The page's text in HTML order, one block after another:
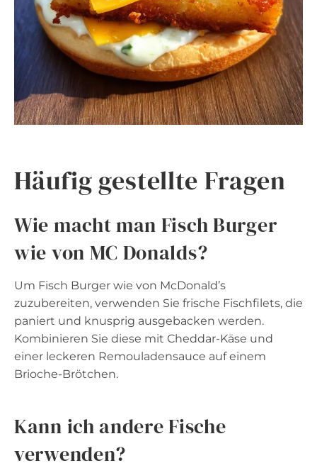
Häufig gestellte Fragen
Wie macht man Fisch Burger
wie von MC Donalds?
Um Fisch Burger wie von McDonald’s
zuzubereiten, verwenden Sie frische Fischfilets, die
paniert und knusprig ausgebacken werden.
Kombinieren Sie diese mit Cheddar-Käse und
einer leckeren Remouladensauce auf einem
Brioche-Brötchen.
Kann ich andere Fische
verwenden?